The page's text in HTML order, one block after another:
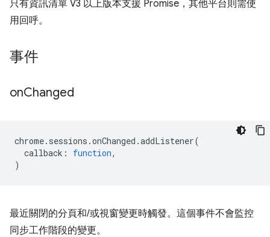
只有資訊清單 V3 以上版本支援 Promise，其他平台則需使
用回呼。
事件
onChanged
chrome. sessions .onChanged .addListener(
callback : function,
)
最近關閉的分頁和/或視窗變更時觸發。這個事件不會監控
同步工作階段的變更。